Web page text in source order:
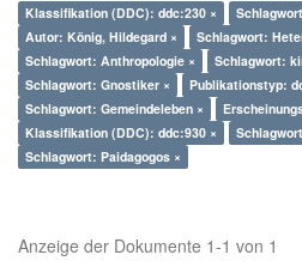
Klassifikation (DDC): ddc:230 ×
Autor: König, Hildegard ×
Schlagwort:
Schlagwort: Anthropologie ×
Schlagwort:
Schlagwort: Gnostiker ×
Publikationstyp:
Schlagwort: Gemeindeleben ×
Klassifikation (DDC): ddc:930 ×
Schlagwort: Paidagogos ×
Anzeige der Dokumente 1-1 von 1